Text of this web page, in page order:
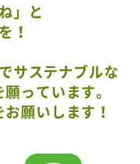
」と
！
サステナブルな
っています。
願いします！